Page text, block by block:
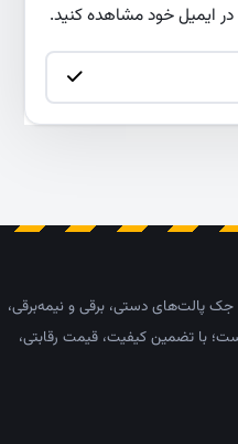
در ایمیل خود مشاهده کنید.
جک پالت‌های دستی، برقی و نیمه‌برقی،
با تضمین کیفیت، قیمت رقابتی،